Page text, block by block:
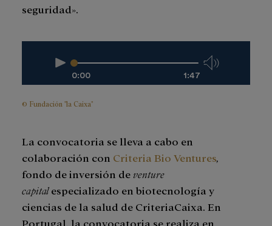
seguridad».
0:00 1:47
© Fundación "la Caixa"
La convocatoria se lleva a cabo en
colaboración con Criteria Bio Ventures
fondo de inversión de venture
capitalespecializado en biotecnología y
ciencias de la salud de CriteriaCaixa. En
Portugal, la convocatoria se realiza en